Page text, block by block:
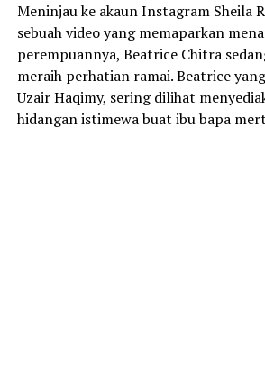
Meninjau ke akaun Instagram Sheila
sebuah video yang memaparkan
perempuannya, Beatrice Chitra
meraih perhatian ramai. Beatrice
Uzair Haqimy, sering dilihat
hidangan istimewa buat ibu bapa